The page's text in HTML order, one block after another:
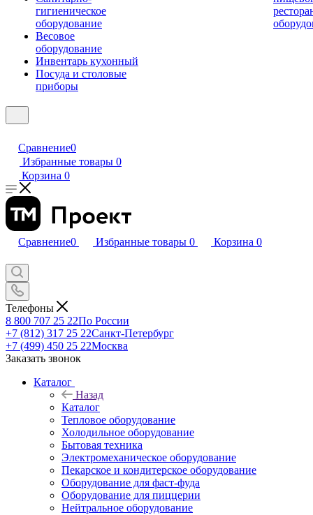
гигиеническое
оборудование
Весовое
оборудование
Инвентарь кухонный
Посуда и столовые
приборы
Сравнение0
Избранные товары 0
Корзина 0
Сравнение0 Избранные товары 0 Корзина 0
Телефоны
8 800 707 25 22По России
+7 (812) 317 25 22Санкт-Петербург
+7 (499) 450 25 22Москва
Заказать звонок
Каталог
Назад
Каталог
Тепловое оборудование
Холодильное оборудование
Бытовая техника
Электромеханическое оборудование
Пекарское и кондитерское оборудование
Оборудование для фаст-фуда
Оборудование для пиццерии
Нейтральное оборудование